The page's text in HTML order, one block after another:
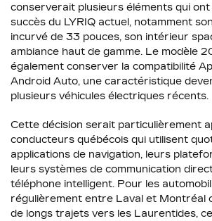
conserverait plusieurs éléments qui
succès du LYRIQ actuel, notamment
incurvé de 33 pouces, son intérieur
ambiance haut de gamme. Le modèle
également conserver la compatibilité
Android Auto, une caractéristique
plusieurs véhicules électriques récents.
Cette décision serait particulièrement
conducteurs québécois qui utilisent
applications de navigation, leurs
leurs systèmes de communication
téléphone intelligent. Pour les
régulièrement entre Laval et Montréal
de longs trajets vers les Laurentides,